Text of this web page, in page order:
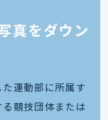
真をダウン
運動部に所属す
競技団体または